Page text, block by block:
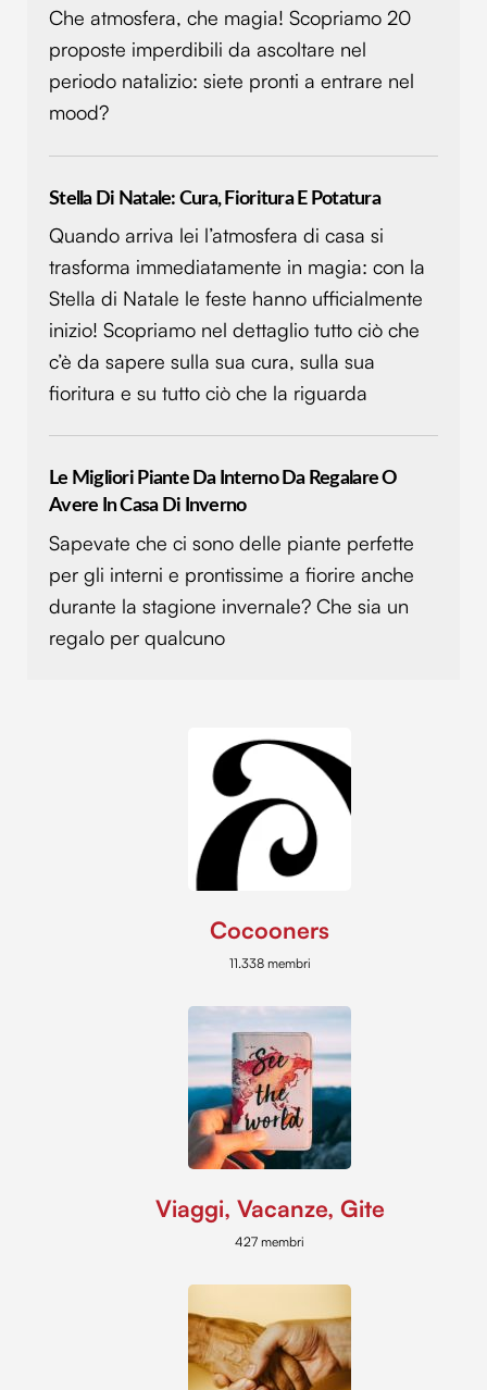
Che atmosfera, che magia! Scopriamo 20
proposte imperdibili da ascoltare nel
periodo natalizio: siete pronti a entrare nel
mood?
Stella Di Natale: Cura, Fioritura E Potatura
Quando arriva lei l’atmosfera di casa si
trasforma immediatamente in magia: con la
Stella di Natale le feste hanno ufficialmente
inizio! Scopriamo nel dettaglio tutto ciò che
c’è da sapere sulla sua cura, sulla sua
fioritura e su tutto ciò che la riguarda
Le Migliori Piante Da Interno Da Regalare O
Avere In Casa Di Inverno
Sapevate che ci sono delle piante perfette
per gli interni e prontissime a fiorire anche
durante la stagione invernale? Che sia un
regalo per qualcuno
Cocooners
11.338 membri
Viaggi, Vacanze, Gite
427 membri